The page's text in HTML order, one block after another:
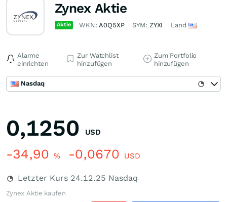
Zynex Aktie
Aktie WKN:A0Q5XP SYM: ZYXI Land
Alarme
einrichten
Zur Watchlist
hinzufügen
Zum Portfolio
hinzufügen
Nasdaq
0,1250 USD
-34,90 % -0,0670 USD
Letzter Kurs 24.12.25 Nasdaq
Zynex Aktie kaufen